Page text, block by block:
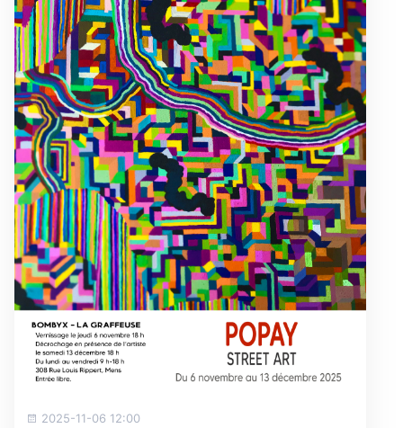
2025-11-06 12:00